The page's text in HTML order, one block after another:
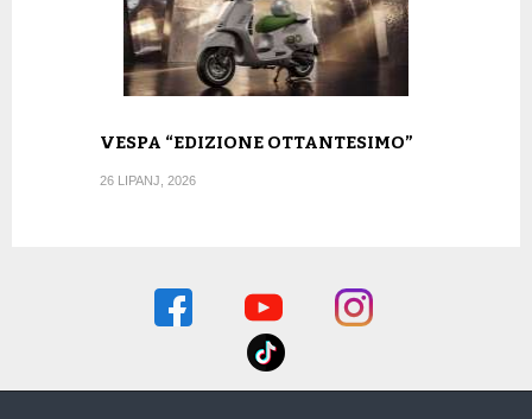
VESPA “EDIZIONE OTTANTESIMO”
26 LIPANJ, 2026